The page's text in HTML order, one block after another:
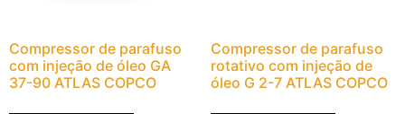
Compressor de parafuso
com injeção de óleo GA
37-90 ATLAS COPCO
Compressor de parafuso
rotativo com injeção de
óleo G 2-7 ATLAS COPCO